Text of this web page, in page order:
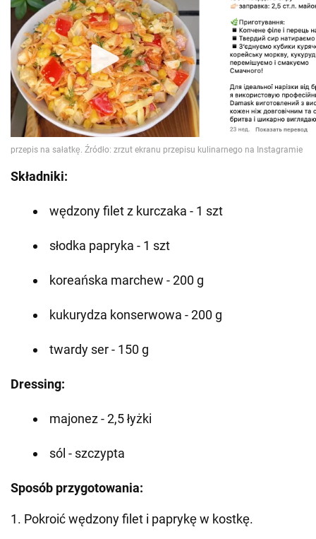
Składniki:
wędzony filet z kurczaka - 1 szt
słodka papryka - 1 szt
koreańska marchew - 200 g
kukurydza konserwowa - 200 g
twardy ser - 150 g
Dressing:
majonez - 2,5 łyżki
sól - szczypta
Sposób przygotowania:
1. Pokroić wędzony filet i paprykę w kostkę.